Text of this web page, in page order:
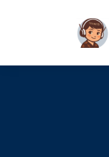
Tovább a tartalomhoz